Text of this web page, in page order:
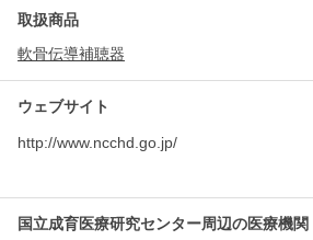
取扱商品
軟骨伝導補聴器
ウェブサイト
http://www.ncchd.go.jp/
国立成育医療研究センター周辺の医療機関